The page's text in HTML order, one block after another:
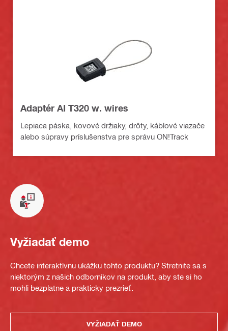
Adaptér AI T320 w. wires
Lepiaca páska, kovové držiaky, drôty, káblové viazače
alebo súpravy príslušenstva pre správu ON!Track
Vyžiadať demo
Chcete interaktívnu ukážku tohto produktu? Stretnite sa s
niektorým z našich odborníkov na produkt, aby ste si ho
mohli bezplatne a prakticky prezrieť.
VYŽIADAŤ DEMO